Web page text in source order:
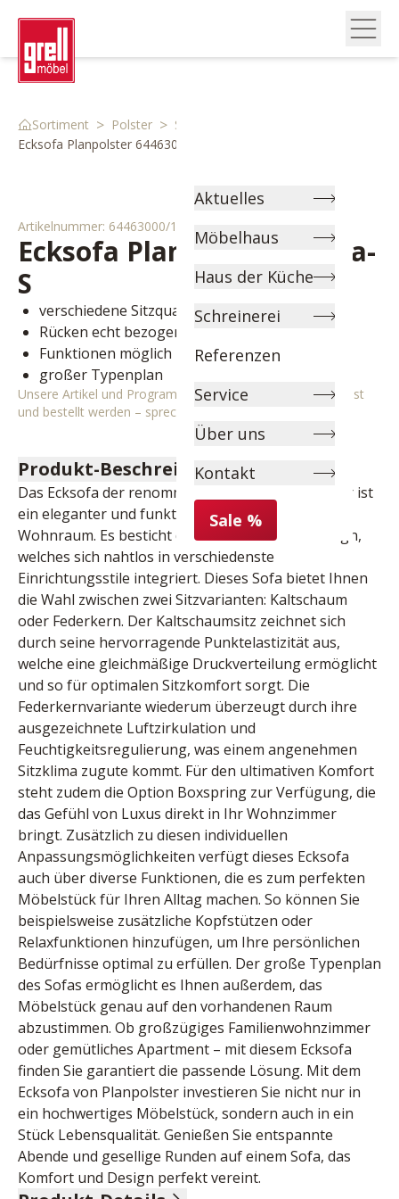
Aktuelles
Möbelhaus
Haus der Küche
Schreinerei
Referenzen
Service
Über uns
Kontakt
Sale %
Sortiment > Polster > Sofas
Ecksofa Planpolster 64463000 1
Artikelnummer: 64463000/1
Ecksofa Planpolster
Tavira-
S
verschiedene Sitzqualitäten wählbar
Rücken echt bezogen
Funktionen möglich
großer Typenplan
Unsere Artikel und Programme können individuell angepasst
und bestellt werden – sprechen Sie uns gerne an!
Produkt-Beschreibung
Das Ecksofa der renommierten Marke Planpolster ist
ein eleganter und funktionaler Begleiter für jeden
Wohnraum. Es besticht durch sein zeitloses Design,
welches sich nahtlos in verschiedenste
Einrichtungsstile integriert. Dieses Sofa bietet Ihnen
die Wahl zwischen zwei Sitzvarianten: Kaltschaum
oder Federkern. Der Kaltschaumsitz zeichnet sich
durch seine hervorragende Punktelastizität aus,
welche eine gleichmäßige Druckverteilung ermöglicht
und so für optimalen Sitzkomfort sorgt. Die
Federkernvariante wiederum überzeugt durch ihre
ausgezeichnete Luftzirkulation und
Feuchtigkeitsregulierung, was einem angenehmen
Sitzklima zugute kommt. Für den ultimativen Komfort
steht zudem die Option Boxspring zur Verfügung, die
das Gefühl von Luxus direkt in Ihr Wohnzimmer
bringt. Zusätzlich zu diesen individuellen
Anpassungsmöglichkeiten verfügt dieses Ecksofa
auch über diverse Funktionen, die es zum perfekten
Möbelstück für Ihren Alltag machen. So können Sie
beispielsweise zusätzliche Kopfstützen oder
Relaxfunktionen hinzufügen, um Ihre persönlichen
Bedürfnisse optimal zu erfüllen. Der große Typenplan
des Sofas ermöglicht es Ihnen außerdem, das
Möbelstück genau auf den vorhandenen Raum
abzustimmen. Ob großzügiges Familienwohnzimmer
oder gemütliches Apartment – mit diesem Ecksofa
finden Sie garantiert die passende Lösung. Mit dem
Ecksofa von Planpolster investieren Sie nicht nur in
ein hochwertiges Möbelstück, sondern auch in ein
Stück Lebensqualität. Genießen Sie entspannte
Abende und gesellige Runden auf einem Sofa, das
Komfort und Design perfekt vereint.